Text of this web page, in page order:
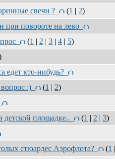
свечи ?
(1 | 2)
при повороте на лево
(1 | 2 | 3 | 4 | 5)
едет кто-нибудь?
:)
(1 | 2)
площадке..
(1 | 2 | 3)
стюардес Аэрофлота?
(1 |